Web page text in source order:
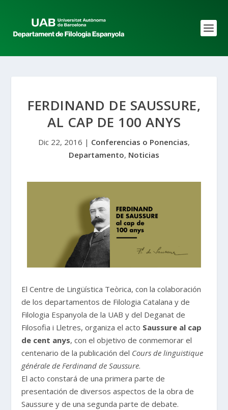
FERDINAND DE SAUSSURE,
AL CAP DE 100 ANYS
Dic 22, 2016 | Conferencias o Ponencias,
Departamento, Noticias
El Centre de Lingüística Teòrica, con la colaboración
de los departamentos de Filologia Catalana y de
Filologia Espanyola de la UAB y del Deganat de
Filosofia i Lletres, organiza el acto Saussure al cap
de cent anys, con el objetivo de conmemorar el
centenario de la publicación del Cours de linguistique
générale de Ferdinand de Saussure.
El acto constará de una primera parte de
presentación de diversos aspectos de la obra de
Saussure y de una segunda parte de debate.